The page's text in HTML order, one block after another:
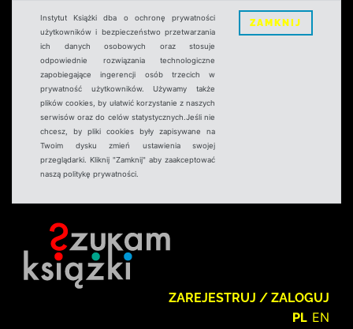
Instytut Książki dba o ochronę prywatności
użytkowników i bezpieczeństwo przetwarzania
ich danych osobowych oraz stosuje
odpowiednie rozwiązania technologiczne
zapobiegające ingerencji osób trzecich w
prywatność użytkowników. Używamy także
plików cookies, by ułatwić korzystanie z naszych
serwisów oraz do celów statystycznych.Jeśli nie
chcesz, by pliki cookies były zapisywane na
Twoim dysku zmień ustawienia swojej
przeglądarki. Kliknij "Zamknij" aby zaakceptować
naszą politykę prywatności.
ZAMKNIJ
ZAREJESTRUJ / ZALOGUJ
PL EN